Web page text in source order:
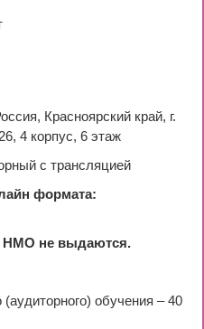
Красноярский край, г.
4 корпус, 6 этаж
с трансляцией
формата:
не выдаются.
(аудиторного) обучения – 40